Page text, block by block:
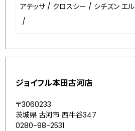
アテッサ / クロスシー / シチズン エル
/
ジョイフル本田古河店
〒3060233
茨城県 古河市 西牛谷347
0280-98-2531